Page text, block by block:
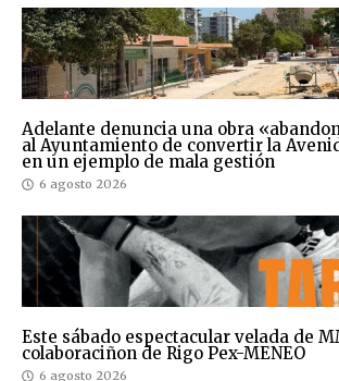
Adelante denuncia una obra
al Ayuntamiento de convertir la
en un ejemplo de mala gestión
6 agosto 2026
Este sábado espectacular velada de
colaboraciñon de Rigo Pex-MENEO
6 agosto 2026